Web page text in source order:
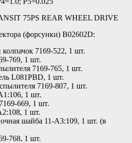
75PS REAR WHEEL DRIVE
(форсунки) B02602D:
7169-522, 1 шт.
769, 1 шт.
7169-765, 1 шт.
L081PBD, 1 шт.
7169-807, 1 шт.
1 шт.
669, 1 шт.
1 шт.
шайба 11-A3:109, 1 шт. (в
768, 1 шт.